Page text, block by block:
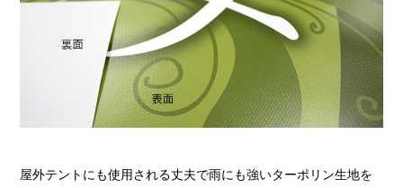
屋外テントにも使用される丈夫で雨にも強いターポリン生地を